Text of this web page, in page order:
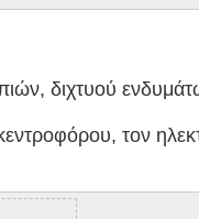
διχτυού
τον